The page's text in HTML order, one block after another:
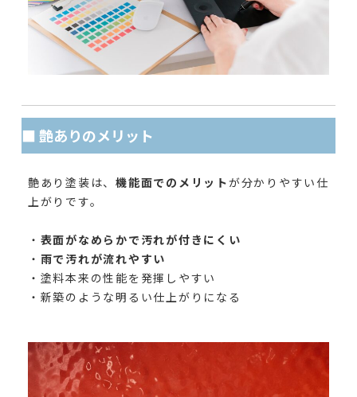
■ 艶ありのメリット
艶あり塗装は、 機能面でのメリットが分かりやすい仕
上がりです。
・ 表面がなめらかで汚れが付きにくい
・ 雨で汚れが流れやすい
・塗料本来の性能を発揮しやすい
・新築のような明るい仕上がりになる